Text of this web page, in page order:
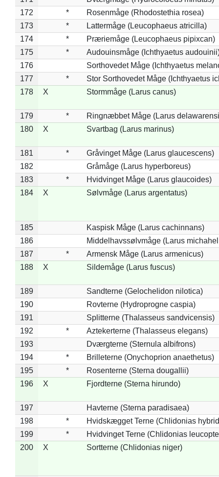
172
*
Rosenmåge (Rhodostethia rosea)
173
*
Lattermåge (Leucophaeus atricilla)
174
*
Præriemåge (Leucophaeus pipixcan)
175
*
Audouinsmåge (Ichthyaetus
176
Sorthovedet Måge (Ichthyaetus
177
*
Stor Sorthovedet Måge (Ichthyaetus
178
X Stormmåge (Larus canus)
179 *
Ringnæbbet Måge (Larus
180
X Svartbag (Larus marinus)
181 *
Gråvinget Måge (Larus glaucescens)
182
Gråmåge (Larus hyperboreus)
183
*
Hvidvinget Måge (Larus glaucoides)
184
X Sølvmåge (Larus argentatus)
185
Kaspisk Måge (Larus cachinnans)
186
Middelhavssølvmåge (Larus
187
*
Armensk Måge (Larus armenicus)
188
X Sildemåge (Larus fuscus)
189
Sandterne (Gelochelidon nilotica)
190
Rovterne (Hydroprogne caspia)
191
Splitterne (Thalasseus sandvicensis)
192
*
Aztekerterne (Thalasseus elegans)
193
Dværgterne (Sternula albifrons)
194
*
Brilleterne (Onychoprion anaethetus)
195
*
Rosenterne (Sterna dougallii)
196
X Fjordterne (Sterna hirundo)
197
Havterne (Sterna paradisaea)
198
*
Hvidskægget Terne (Chlidonias
199
*
Hvidvinget Terne (Chlidonias
200
X Sortterne (Chlidonias niger)